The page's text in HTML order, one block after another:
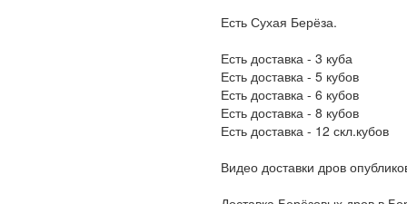
Есть Сухая Берёза.
Есть доставка - 3 куба
Есть доставка - 5 кубов
Есть доставка - 6 кубов
Есть доставка - 8 кубов
Есть доставка - 12 скл.кубов
Видео доставки дров